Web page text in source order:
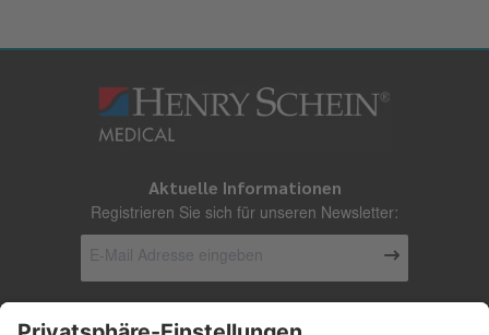
Aktuelle Informationen
Registrieren Sie sich für unseren Newsletter:
Kontakt